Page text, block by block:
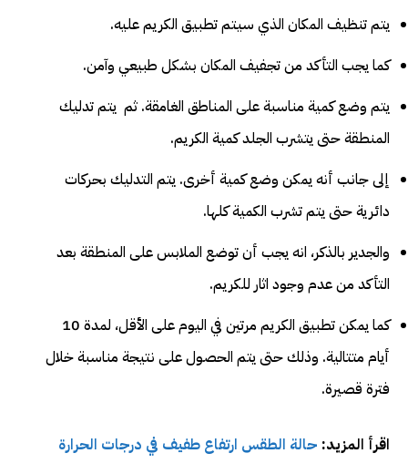
يتم تنظيف المكان الذي سيتم تطبيق الكريم عليه.
كما يجب التأكد من تجفيف المكان بشكل طبيعي وآمن.
يتم وضع كمية مناسبة على المناطق الغامقة. ثم يتم تدليك
المنطقة حتى يتشرب الجلد كمية الكريم.
إلى جانب أنه يمكن وضع كمية أخرى. يتم التدليك بحركات
دائرية حتى يتم تشرب الكمية كلها.
والجدير بالذكر، انه يجب أن توضع الملابس على المنطقة بعد
التأكد من عدم وجود اثار للكريم.
كما يمكن تطبيق الكريم مرتين في اليوم على الأقل، لمدة 10
أيام متتالية. وذلك حتى يتم الحصول على نتيجة مناسبة خلال
فترة قصيرة.
اقرأ المزيد: حالة الطقس ارتفاع طفيف في درجات الحرارة